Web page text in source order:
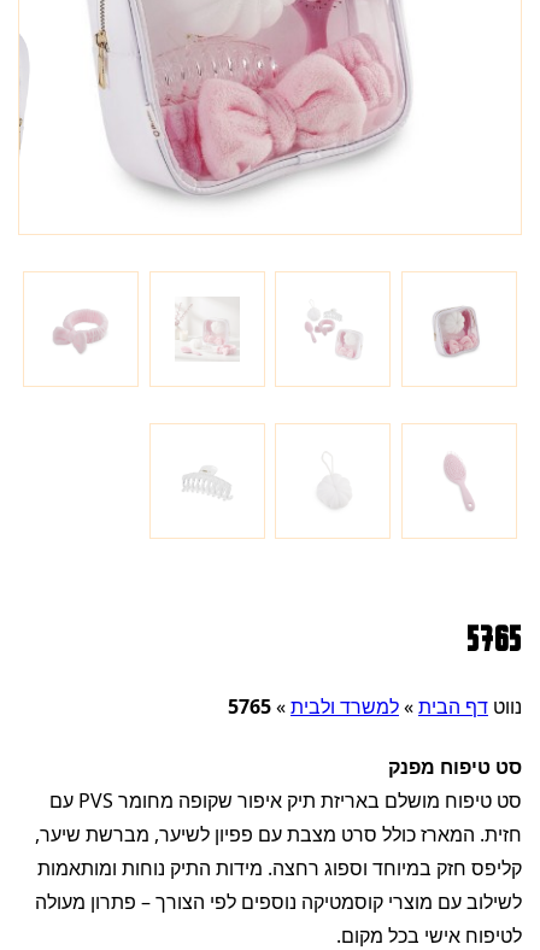
5765
נווט דף הבית»למשרד ולבית»
5765
סט טיפוח מפנק
סט טיפוח מושלם באריזת תיק איפור שקופה מחומר PVS עם
חזית. המארז כולל סרט מצבת עם פפיון לשיער, מברשת שיער,
קליפס חזק במיוחד וספוג רחצה. מידות התיק נוחות ומותאמות
לשילוב עם מוצרי קוסמטיקה נוספים לפי הצורך – פתרון מעולה
לטיפוח אישי בכל מקום.